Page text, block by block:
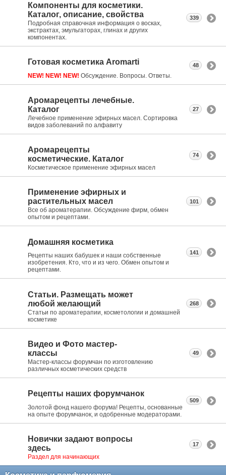
Компоненты для косметики.
Каталог, описание, свойства
Подробная справочная информация о восках,
экстрактах, эмульгаторах, глинах и других
компонентах.
339
Готовая косметика Aromarti
NEW! NEW! NEW! Обсуждение. Вопросы. Ответы.
48
Аромарецепты лечебные.
Каталог
Лечебное применение эфирных масел. Сортировка
видов заболеваний по алфавиту
27
Аромарецепты
косметические. Каталог
Косметическое применение эфирных масел
74
Применение эфирных и
растительных масел
Все об ароматерапии. Обсуждение фирм, обмен
опытом и рецептами.
101
Домашняя косметика
Рецепты наших бабушек и наши собственные
изобретения. Кто, что и из чего. Обмен опытом и
рецептами.
141
Статьи. Размещать может
любой желающий
Статьи по ароматерапии, косметологии и домашней
косметике
268
Видео и Фото мастер-
классы
Мастер-классы форумчан по изготовлению
различных косметических средств
49
Рецепты наших форумчанок
Золотой фонд нашего форума! Рецепты, основанные
на опыте форумчанок, и одобренные модераторами.
509
Новички задают вопросы
здесь
Раздел для начинающих
17